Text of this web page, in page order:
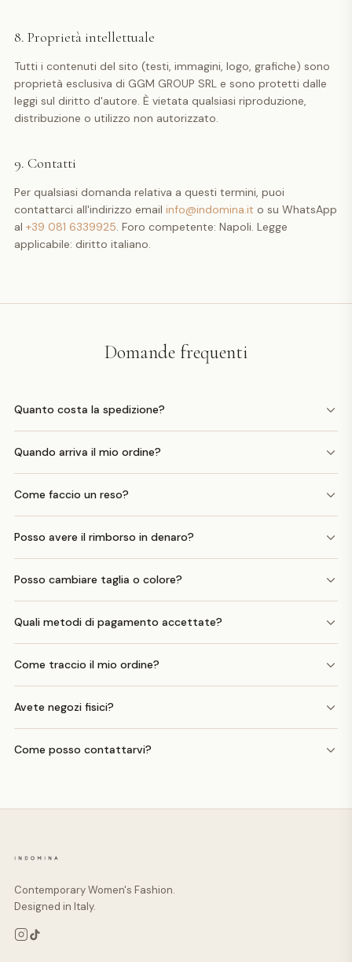
8. Proprietà intellettuale
Tutti i contenuti del sito (testi, immagini, logo, grafiche) sono
proprietà esclusiva di GGM GROUP SRL e sono protetti dalle
leggi sul diritto d'autore. È vietata qualsiasi riproduzione,
distribuzione o utilizzo non autorizzato.
9. Contatti
Per qualsiasi domanda relativa a questi termini, puoi
contattarci all'indirizzo email info@indomina.it o su WhatsApp
al +39 081 6339925. Foro competente: Napoli. Legge
applicabile: diritto italiano.
Domande frequenti
Quanto costa la spedizione?
Quando arriva il mio ordine?
Come faccio un reso?
Posso avere il rimborso in denaro?
Posso cambiare taglia o colore?
Quali metodi di pagamento accettate?
Come traccio il mio ordine?
Avete negozi fisici?
Come posso contattarvi?
Contemporary Women's Fashion.
Designed in Italy.